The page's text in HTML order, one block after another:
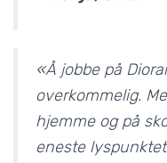
«Å jobbe på
overkommelig.
hjemme og på
eneste